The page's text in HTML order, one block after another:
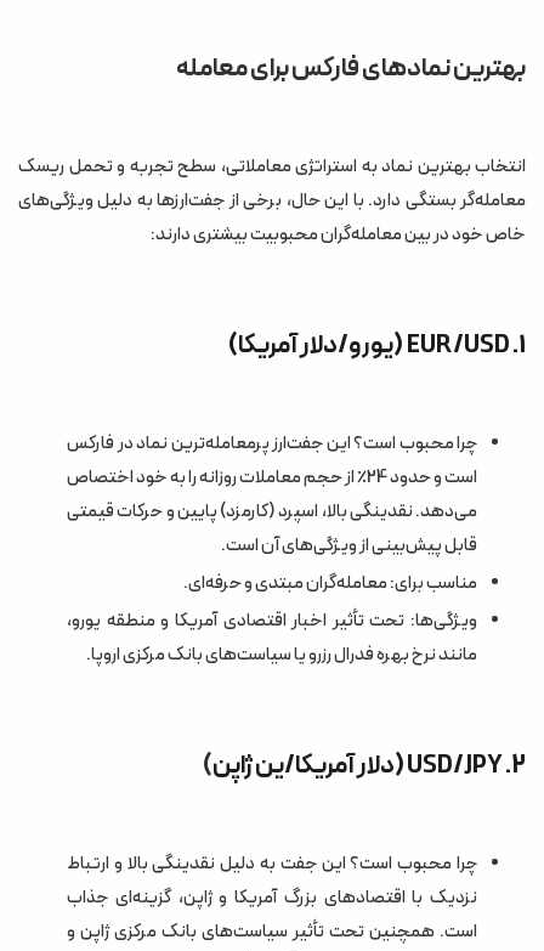
بهترین نمادهای فارکس برای معامله
انتخاب بهترین نماد به استراتژی معاملاتی، سطح تجربه و تحمل ریسک
معامله‌گر بستگی دارد. با این حال، برخی از جفت‌ارزها به دلیل ویژگی‌های
خاص خود در بین معامله‌گران محبوبیت بیشتری دارند:
1. EUR/USD (یورو/دلار آمریکا)
چرا محبوب است؟ این جفت‌ارز پرمعامله‌ترین نماد در فارکس
است و حدود 24٪ از حجم معاملات روزانه را به خود اختصاص
می‌دهد. نقدینگی بالا، اسپرد (کارمزد) پایین و حرکات قیمتی
قابل پیش‌بینی از ویژگی‌های آن است.
مناسب برای: معامله‌گران مبتدی و حرفه‌ای.
ویژگی‌ها: تحت تأثیر اخبار اقتصادی آمریکا و منطقه یورو،
مانند نرخ بهره فدرال رزرو یا سیاست‌های بانک مرکزی اروپا.
2. USD/JPY (دلار آمریکا/ین ژاپن )
چرا محبوب است؟ این جفت به دلیل نقدینگی بالا و ارتباط
نزدیک با اقتصادهای بزرگ آمریکا و ژاپن، گزینه‌ای جذاب
است. همچنین تحت تأثیر سیاست‌های بانک مرکزی ژاپن و